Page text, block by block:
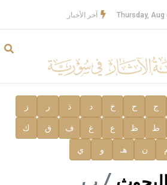
Thursday, Aug آخر الأخبار
ج ح خ د ذ ر ز
ط ظ ع غ ف ق ك
ن هـ و ي